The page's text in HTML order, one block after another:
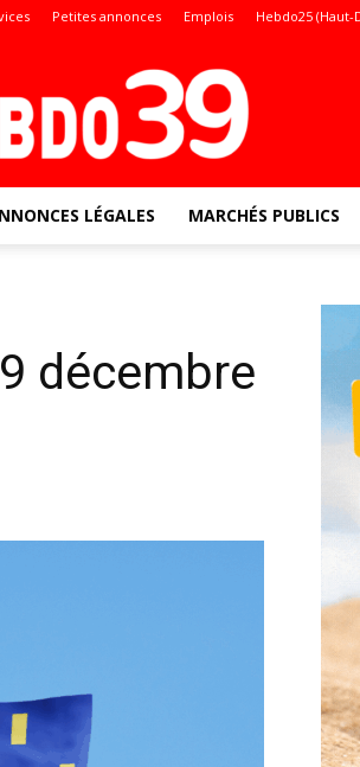
Petites annonces Emplois Hebdo25
l'info
LÉGALES MARCHÉS PUBLICS
décembre